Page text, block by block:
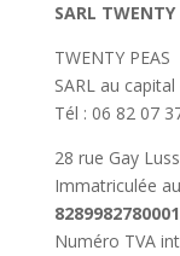
SARL TWENTY
TWENTY PEAS
SARL au
Tél : 06 82 07
28 rue Gay
Immatriculée
Numéro TVA